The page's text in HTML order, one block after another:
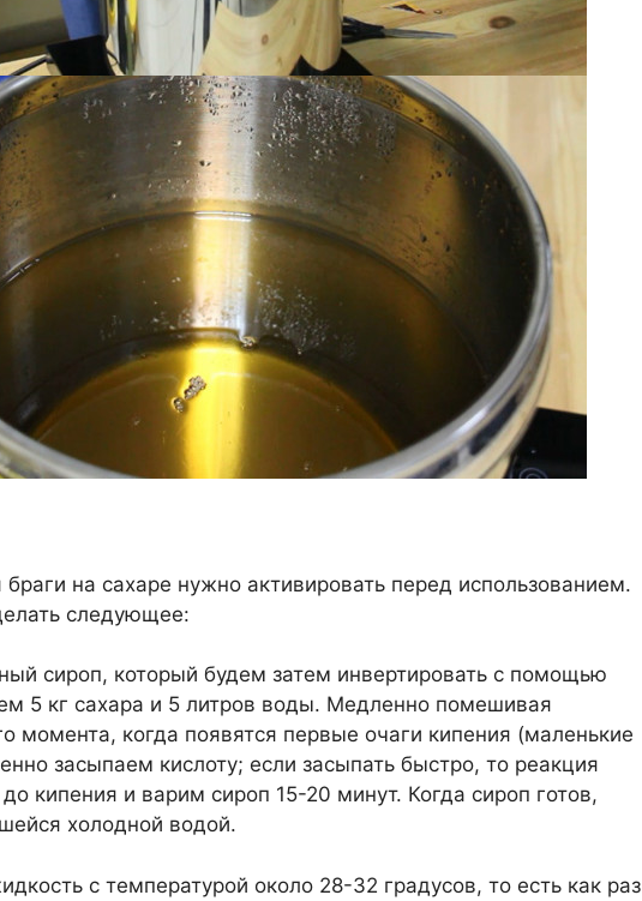
на сахаре нужно активировать перед использованием.
следующее:
сироп, который будем затем инвертировать с помощью
5 кг сахара и 5 литров воды. Медленно помешивая
момента, когда появятся первые очаги кипения (маленькие
засыпаем кислоту; если засыпать быстро, то реакция
кипения и варим сироп 15-20 минут. Когда сироп готов,
холодной водой.
с температурой около 28-32 градусов, то есть как раз